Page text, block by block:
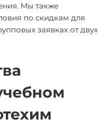
Мы также
по скидкам для
заявках от двух